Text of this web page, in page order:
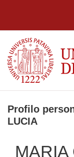
Profilo
LUCIA
MARIA